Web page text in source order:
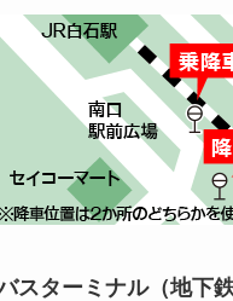
スターミナル（地下